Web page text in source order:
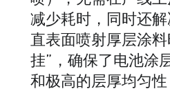
减少耗时，同时还
直表面喷射厚层涂
挂”，确保了电池涂
和极高的层厚均匀性